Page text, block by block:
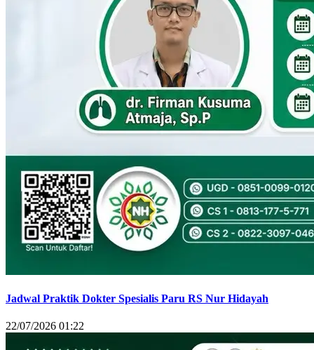
Jadwal Praktik Dokter Spesialis Paru RS Nur Hidayah
22/07/2026 01:22